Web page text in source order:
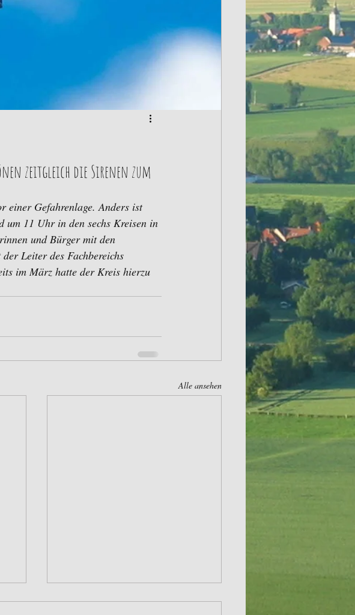
zeitgleich die Sirenen zum
einer Gefahrenlage. Anders ist
um 11 Uhr in den sechs Kreisen in
und Bürger mit den
Leiter des Fachbereichs
im März hatte der Kreis hierzu
Alle ansehen